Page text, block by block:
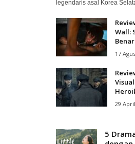
legendaris asal Korea
Wall:
17
29
5